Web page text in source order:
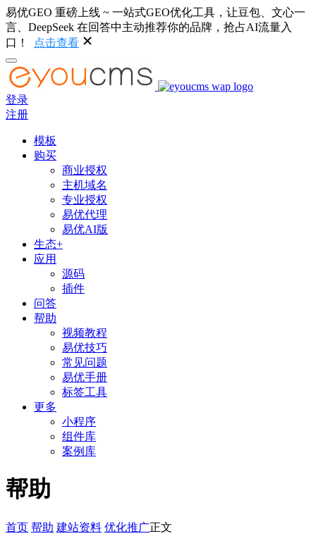
易优GEO 重磅上线 ~ 一站式GEO优化工具，让豆包、文心一
言、DeepSeek 在回答中主动推荐你的品牌，抢占AI流量入
口！
点击查看
登录
注册
模板
购买
商业授权
主机域名
专业授权
易优代理
易优AI版
生态+
应用
源码
插件
问答
帮助
视频教程
易优技巧
常见问题
易优手册
标签工具
更多
小程序
组件库
案例库
帮助
首页 帮助 建站资料 优化推广正文